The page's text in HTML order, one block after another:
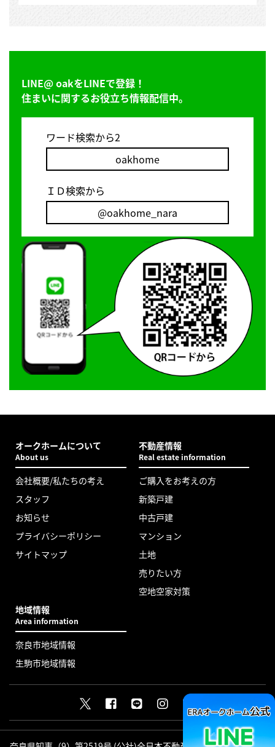
LINE@ oakをLINEで登録！
住まいに関するお役立ち情報配信中。
ワード検索から2
oakhome
ＩＤ検索から
@oakhome_nara
オークホームについて
About us
会社概要/私たちの考え
スタッフ
お知らせ
プライバシーポリシー
サイトマップ
不動産情報
Real estate information
ご購入をお考えの方
新築戸建
中古戸建
マンション
土地
売りたい方
空地空家対策
地域情報
Area information
奈良市地域情報
生駒市地域情報